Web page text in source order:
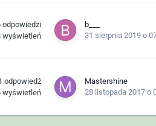
odpowiedzi
wyświetleń
b___
31 sierpnia 2019 o
odpowiedź
wyświetleń
Mastershine
28 listopada 2017 o